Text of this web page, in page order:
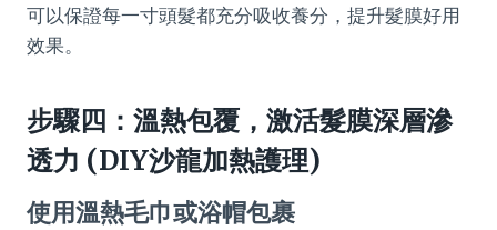
可以保證每一寸頭髮都充分吸收養分，提升髮膜好用
效果。
步驟四：溫熱包覆，激活髮膜深層滲
透力 (DIY沙龍加熱護理)
使用溫熱毛巾或浴帽包裹